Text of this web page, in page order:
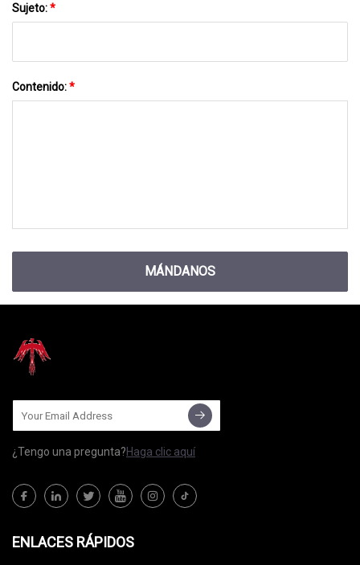
Sujeto:*
Contenido:*
MÁNDANOS
¿Tengo una pregunta?Haga clic aquí
ENLACES RÁPIDOS